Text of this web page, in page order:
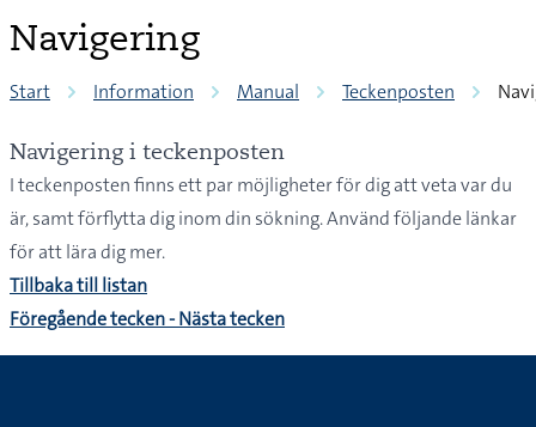
Navigering
Start Information Manual Teckenposten
Navigering i teckenposten
I teckenposten finns ett par möjligheter för dig att veta var du
är, samt förflytta dig inom din sökning. Använd följande länkar
för att lära dig mer.
Tillbaka till listan
Föregående tecken - Nästa tecken